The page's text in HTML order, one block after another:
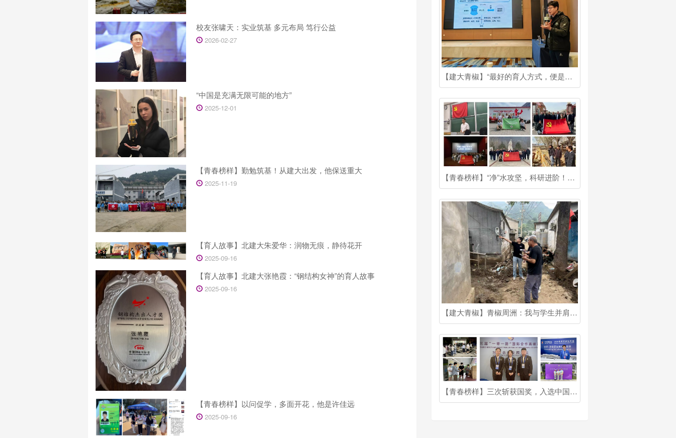
校友张啸天：实业筑基 多元布局 笃行公益
2026-02-27
“中国是充满无限可能的地方”
2025-12-01
【青春榜样】勤勉筑基！从建大出发，他保送重大
2025-11-19
【育人故事】北建大朱爱华：润物无痕，静待花开
2025-09-16
【育人故事】北建大张艳霞：“钢结构女神”的育人故事
2025-09-16
【青春榜样】以问促学，多面开花，他是许佳远
2025-09-16
【建大青椒】“最好的育人方式，便是为学生提供最接近真实的‘战场’”他是吴海峰博士
【青春榜样】“净”水攻坚，科研进阶！他是国奖博士生
【建大青椒】青椒周洲：我与学生并肩成长！
【青春榜样】三次斩获国奖，入选中国科协青托博士生专项！他是北建大博士生宋健